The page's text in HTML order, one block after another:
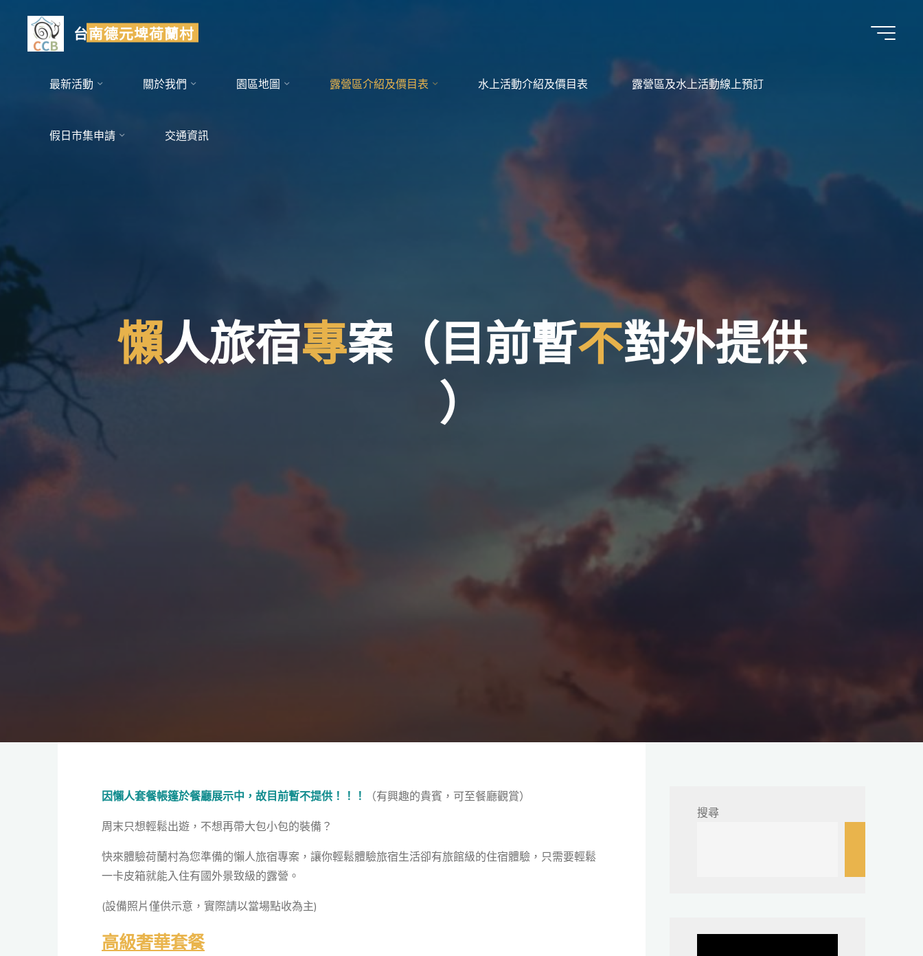
content
台南德元埤荷蘭村
最新活動 關於我們 園區地圖 露營區介紹及價目表 水上活動介紹及價目表 露營區及水上活動線上預訂
假日市集申請 交通資訊
懶人
人 旅宿專案（目前 前
暫不對外提供
）
因懶人套餐帳篷於餐廳展示中，故目前暫不提供！！！ （有興趣的貴賓，可至餐廳觀賞）
周末只想輕鬆出遊，不想再帶大包小包的裝備？
快來體驗荷蘭村為您準備的懶人旅宿專案，讓你輕鬆體驗旅宿生活卻有旅館級的住宿體驗，只需要輕鬆
一卡皮箱就能入住有國外景致級的露營。
(設備照片僅供示意，實際請以當場點收為主)
高級奢華套餐
搜尋